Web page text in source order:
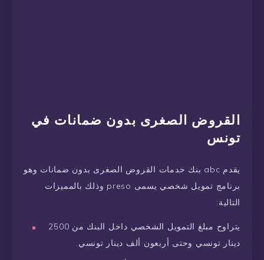
القروض الصغرى بدون ضمانات في
تونس
يقدم abc بنك خدمات القروض الصغرى بدون ضمانات وهو
برنامج تمويل شخصي يسمى preso وذلك بالمميزات
التالية:
يتراوح مبلغ التمويل الشخصي داخل البنك من 2500
دينار تونسي وحتى أربعون ألف دينار تونسي.